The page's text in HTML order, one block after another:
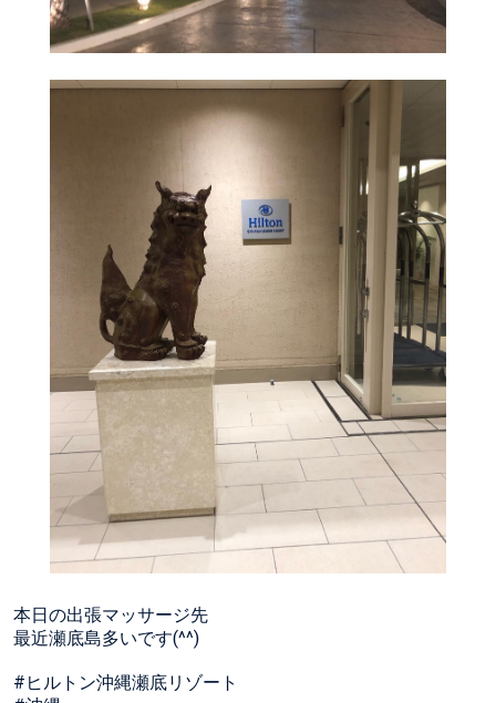
本日の出張マッサージ先
最近瀬底島多いです(^^)
#ヒルトン沖縄瀬底リゾート